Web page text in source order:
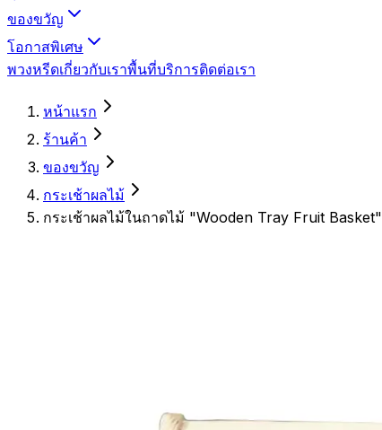
ของขวัญ
โอกาสพิเศษ
พวงหรีดเกี่ยวกับเราพื้นที่บริการติดต่อเรา
หน้าแรก
ร้านค้า
ของขวัญ
กระเช้าผลไม้
กระเช้าผลไม้ในถาดไม้ "Wooden Tray Fruit Basket"